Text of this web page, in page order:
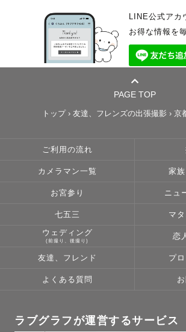
LINE公式アカ
お得な情報を
PAGE TOP
トップ› 友達、フレンズの出張撮影 › 京
ご利用の流れ
カメラマン一覧 家
お宮参り ニュ
七五三 マ
ウェディング
(前撮り、後撮り)
恋
友達、フレンド プ
よくある質問
ラブグラフが運営するサービス